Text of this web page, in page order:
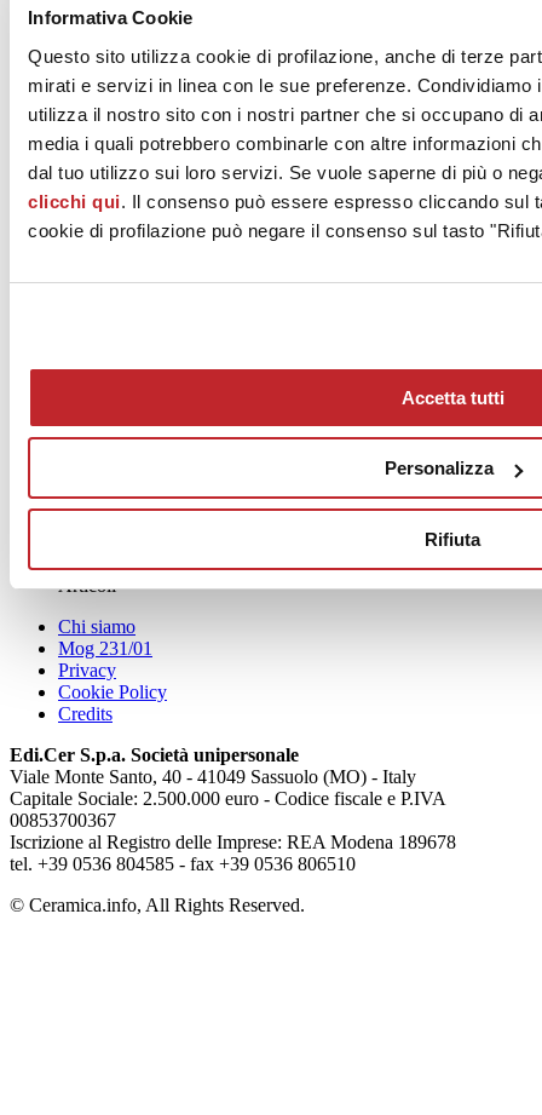
Informativa Cookie
Questo sito utilizza cookie di profilazione, anche di terze
mirati e servizi in linea con le sue preferenze.
utilizza il nostro sito con i nostri partner che si occupano di
media i quali potrebbero combinarle con altre informazioni
dal tuo utilizzo sui loro servizi. Se vuole saperne di più o
clicchi qui. Il consenso può essere espresso cliccando sul
cookie di profilazione può negare il consenso sul tasto
Accetta tutti
Personalizza
Rifiuta
EDIMAX ASTOR - GRUPPO BETA S.p.A.
S.S. 569 234
Modena
Tel. 059748911
Fax 059748990
Articoli
Chi siamo
Mog 231/01
Privacy
Cookie Policy
Credits
Edi.Cer S.p.a. Società unipersonale
Viale Monte Santo, 40 - 41049 Sassuolo (MO) - Italy
Capitale Sociale: 2.500.000 euro - Codice fiscale e P.IVA
00853700367
Iscrizione al Registro delle Imprese: REA Modena 189678
tel. +39 0536 804585 - fax +39 0536 806510
© Ceramica.info, All Rights Reserved.